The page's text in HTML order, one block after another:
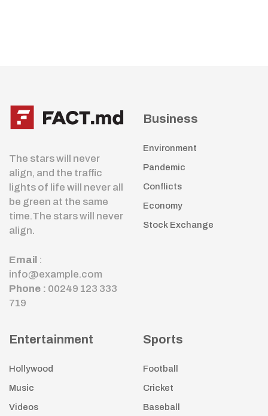
The stars will never
align, and the traffic
lights of life will never all
be green at the same
time.The stars will never
align.
Email :
info@example.com
Phone : 00249 123 333
719
Business
Environment
Pandemic
Conflicts
Economy
Stock Exchange
Entertainment
Hollywood
Music
Videos
Sports
Football
Cricket
Baseball